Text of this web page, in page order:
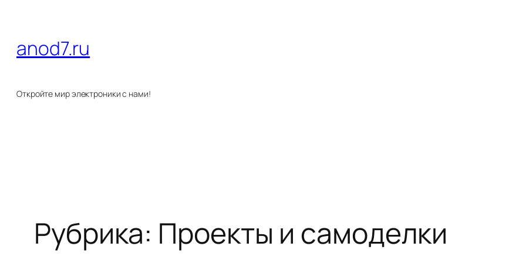
содержимому
anod7.ru
Откройте мир электроники с нами!
Рубрика: Проекты и самоделки